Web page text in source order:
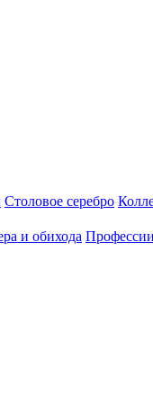
Столовое серебро
и обихода Профессии